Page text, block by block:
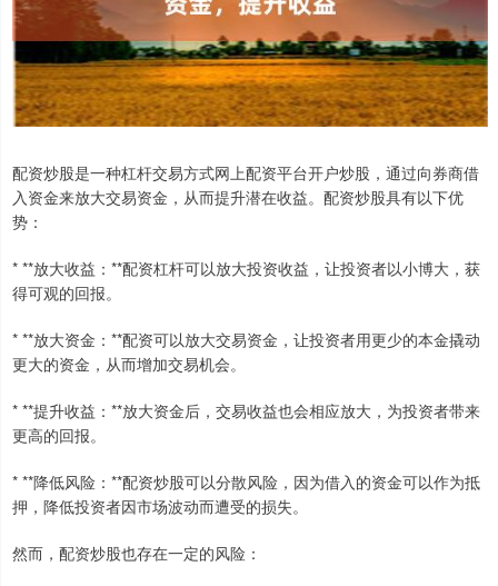
配资炒股是一种杠杆交易方式网上配资平台开户炒股，通过向券商借
入资金来放大交易资金，从而提升潜在收益。配资炒股具有以下优
势：
* **放大收益：**配资杠杆可以放大投资收益，让投资者以小博大，获
得可观的回报。
* **放大资金：**配资可以放大交易资金，让投资者用更少的本金撬动
更大的资金，从而增加交易机会。
* **提升收益：**放大资金后，交易收益也会相应放大，为投资者带来
更高的回报。
* **降低风险：**配资炒股可以分散风险，因为借入的资金可以作为抵
押，降低投资者因市场波动而遭受的损失。
然而，配资炒股也存在一定的风险：